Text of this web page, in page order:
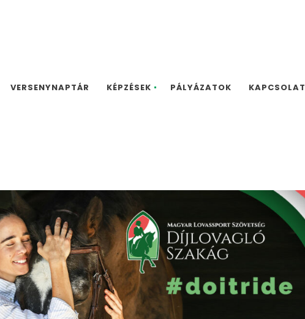
VERSENYNAPTÁR KÉPZÉSEK PÁLYÁZATOK KAPCSOLAT